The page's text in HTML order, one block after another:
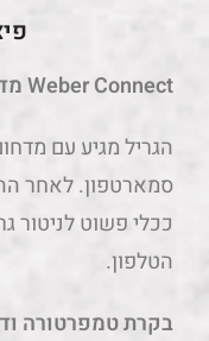
Weber Connect מדחום ואפליקציה לסמארטפון
סמארטפון. לאחר
ככלי פשוט לניטור
הטלפון.
בקרת טמפרטורה